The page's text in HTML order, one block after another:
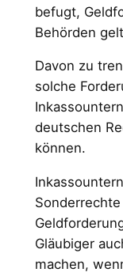
befugt,
Behörden
Davon zu
solche
deutschen
können.
Gläubiger
machen,